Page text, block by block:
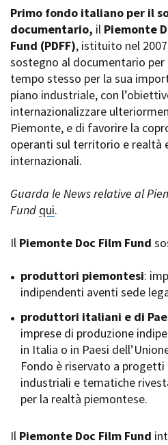
Partner
Rete regionale
Bilancio sociale
Amministrazione
trasparente
Bandi e gare
Sostenibilità ambientale
SERVIZI
Servizi generali
Spazi nella sede FCTP
Sala Casting
Sala Paolo Tenna
Piemonte Film Tv Fund
Piemonte Film Tv
Development Fund
Piemonte Doc Film Fund
Short Film Fund
PRODUCTION GUIDE
Società di produzione
Strutture di servizio
Attrici-Attori
Primo fondo italiano per il
documentario, il Piemonte
Fund (PDFF), istituito nel
sostegno al documentario
tempo stesso per la sua
piano industriale, con
internazionalizzare
Piemonte, e di favorire la
operanti sul territorio e realtà
internazionali.
Guarda le News relative al
Fund qui.
Il Piemonte Doc Film Fund
produttori piemontesi:
indipendenti aventi sede
produttori italiani e di
imprese di produzione
in Italia o in Paesi
Fondo è riservato a
industriali e tematiche
per la realtà piemontese.
Il Piemonte Doc Film Fund